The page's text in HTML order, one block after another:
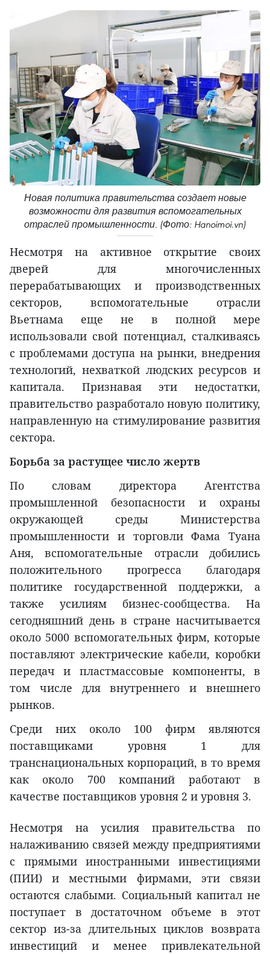
Новая политика правительства создает новые
возможности для развития вспомогательных
отраслей промышленности. (Фото: Hanoimoi.vn)
Несмотря на активное открытие своих
дверей для многочисленных
перерабатывающих и производственных
секторов, вспомогательные отрасли
Вьетнама еще не в полной мере
использовали свой потенциал, сталкиваясь
с проблемами доступа на рынки, внедрения
технологий, нехваткой людских ресурсов и
капитала. Признавая эти недостатки,
правительство разработало новую политику,
направленную на стимулирование развития
сектора.
Борьба за растущее число жертв
По словам директора Агентства
промышленной безопасности и охраны
окружающей среды Министерства
промышленности и торговли Фама Туана
Аня, вспомогательные отрасли добились
положительного прогресса благодаря
политике государственной поддержки, а
также усилиям бизнес-сообщества. На
сегодняшний день в стране насчитывается
около 5000 вспомогательных фирм, которые
поставляют электрические кабели, коробки
передач и пластмассовые компоненты, в
том числе для внутреннего и внешнего
рынков.
Среди них около 100 фирм являются
поставщиками уровня 1 для
транснациональных корпораций, в то время
как около 700 компаний работают в
качестве поставщиков уровня 2 и уровня 3.
Несмотря на усилия правительства по
налаживанию связей между предприятиями
с прямыми иностранными инвестициями
(ПИИ) и местными фирмами, эти связи
остаются слабыми. Социальный капитал не
поступает в достаточном объеме в этот
сектор из-за длительных циклов возврата
инвестиций и менее привлекательной